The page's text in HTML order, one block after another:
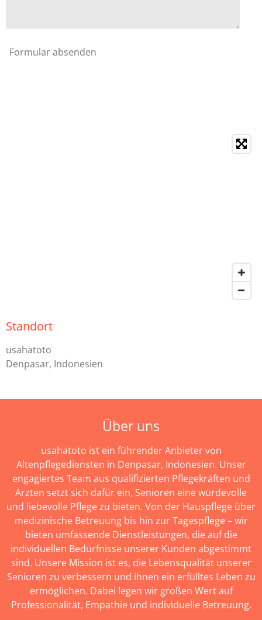
Formular absenden
Standort
usahatoto
Denpasar, Indonesien
Über uns
usahatoto ist ein führender Anbieter von
Altenpflegediensten in Denpasar, Indonesien. Unser
engagiertes Team aus qualifizierten Pflegekräften und
Ärzten setzt sich dafür ein, Senioren eine würdevolle
und liebevolle Pflege zu bieten. Von der Hauspflege über
medizinische Betreuung bis hin zur Tagespflege – wir
bieten umfassende Dienstleistungen, die auf die
individuellen Bedürfnisse unserer Kunden abgestimmt
sind. Unsere Mission ist es, die Lebensqualität unserer
Senioren zu verbessern und ihnen ein erfülltes Leben zu
ermöglichen. Dabei legen wir großen Wert auf
Professionalität, Empathie und individuelle Betreuung.